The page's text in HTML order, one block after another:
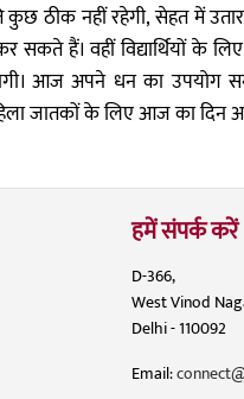
ठीक नहीं रहेगी, सेहत में
हैं। वहीं विद्यार्थियों के लिए
आज अपने धन का
जातकों के लिए आज का दिन
हमें संपर्क करें
D-366,
West Vinod
Delhi - 110092
Email: